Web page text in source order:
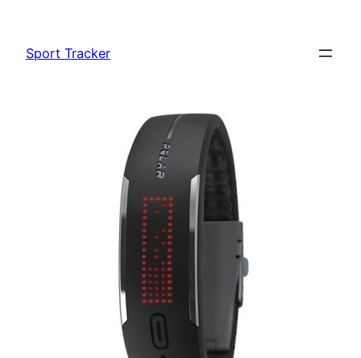
contenuto
Sport Tracker